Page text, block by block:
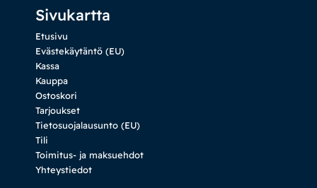
Sivukartta
Etusivu
Evästekäytäntö (EU)
Kassa
Kauppa
Ostoskori
Tarjoukset
Tietosuojalausunto (EU)
Tili
Toimitus- ja maksuehdot
Yhteystiedot